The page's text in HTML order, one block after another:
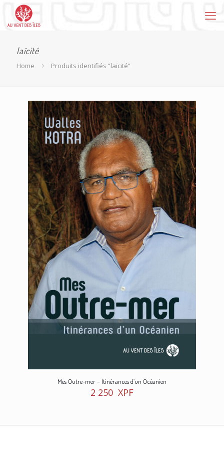
laïcité
Home Produits identifiés “laïcité”
Mes Outre-mer – Itinérances d’un Océanien
2 250 XPF